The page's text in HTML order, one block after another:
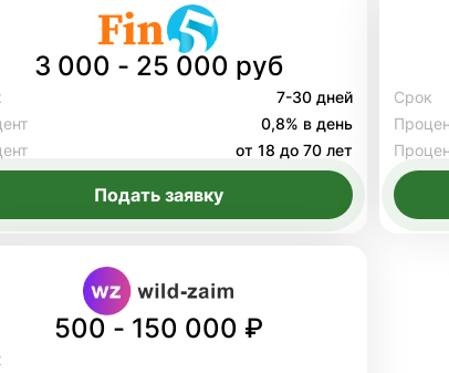
3 000 - 25 000 руб
7-30 дней
0,8% в день
от 18 до 70 лет
Подать заявку
Срок
500 - 150 000 ₽